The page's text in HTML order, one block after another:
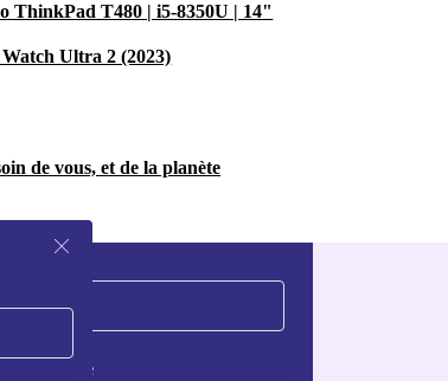
ThinkPad T480 | i5-8350U | 14"
Ultra 2 (2023)
de vous, et de la planète
S'inscrire